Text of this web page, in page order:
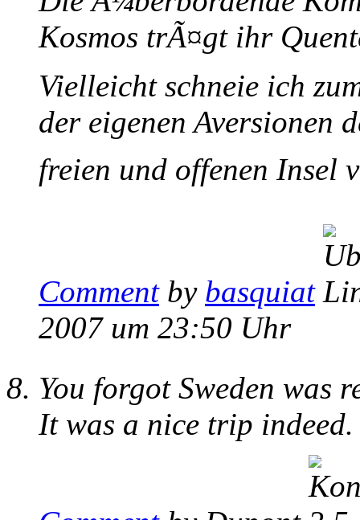
Kosmos trÃ¤gt ihr
Vielleicht schneie ich
der eigenen Aversionen
freien und offenen Insel
Commentby basquiat
2007 um 23:50 Uhr
You forgot Sweden was
It was a nice trip indeed.